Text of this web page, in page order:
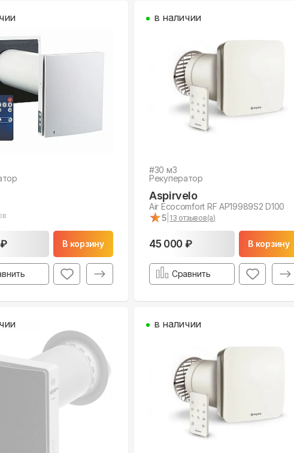
В корзину
#30 м3
Рекуператор
Aspirvelo
Air Ecocomfort RF АР19989S2 D100
★
★5 13 отзывов(а)
45 000 ₽ В корзину
в наличии
Сравнить
в наличии